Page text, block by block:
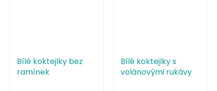
Bílé koktejlky bez
ramínek
Bílé koktejlky s
volánovými rukávy